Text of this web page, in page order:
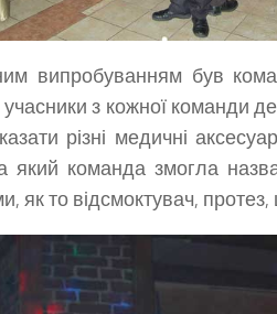
випробуванням був
учасники з кожної команди
різні медичні
який команда змогла
як то відсмоктувач, протез,